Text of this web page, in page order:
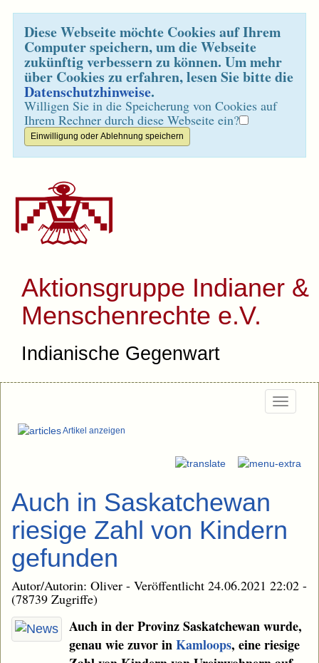
Diese Webseite möchte Cookies auf Ihrem
Computer speichern, um die Webseite
zukünftig verbessern zu können. Um mehr
über Cookies zu erfahren, lesen Sie bitte die
Datenschutzhinweise.
Willigen Sie in die Speicherung von Cookies auf
Ihrem Rechner durch diese Webseite ein?
Aktionsgruppe Indianer &
Menschenrechte e.V.
Indianische Gegenwart
Artikel anzeigen
Auch in Saskatchewan
riesige Zahl von Kindern
gefunden
Autor/Autorin: Oliver - Veröffentlicht 24.06.2021 22:02 -
(78739 Zugriffe)
Auch in der Provinz Saskatchewan wurde,
genau wie zuvor inKamloops, eine riesige